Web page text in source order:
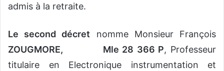
admis à la retraite.
Le second décret nomme Monsieur François
ZOUGMORE, Mle 28 366 P, Professeur
titulaire en Electronique instrumentation et